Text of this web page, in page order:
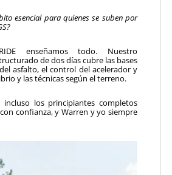
esencial para quienes se suben por
enseñamos todo. Nuestro
de dos días cubre las bases
asfalto, el control del acelerador y
y las técnicas según el terreno.
incluso los principiantes completos
confianza, y Warren y yo siempre